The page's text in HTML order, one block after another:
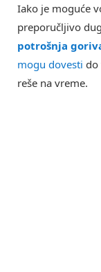
Iako je moguće
preporučljivo
potrošnja
mogu dovesti do
reše na vreme.